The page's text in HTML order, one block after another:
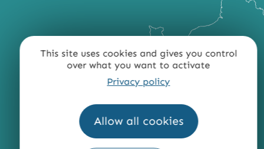
This site uses cookies and gives you control
over what you want to activate
Privacy policy
Allow all cookies